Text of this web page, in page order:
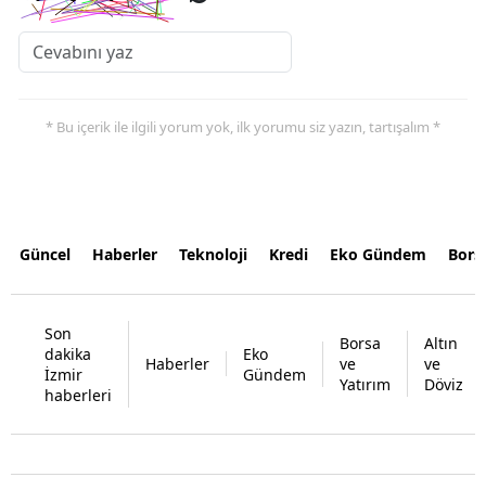
* Bu içerik ile ilgili yorum yok, ilk yorumu siz yazın, tartışalım *
Güncel Haberler Teknoloji Kredi Eko Gündem
Son
dakika
İzmir
haberleri
Haberler
Eko
Gündem
Borsa
ve
Yatırım
Altın
ve
Döviz